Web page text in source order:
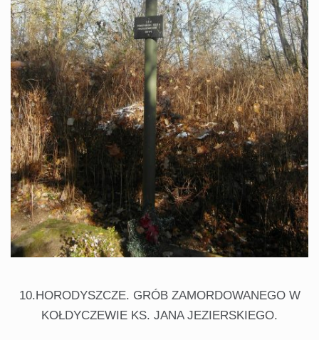
10.HORODYSZCZE. GRÓB ZAMORDOWANEGO W
KOŁDYCZEWIE KS. JANA JEZIERSKIEGO.